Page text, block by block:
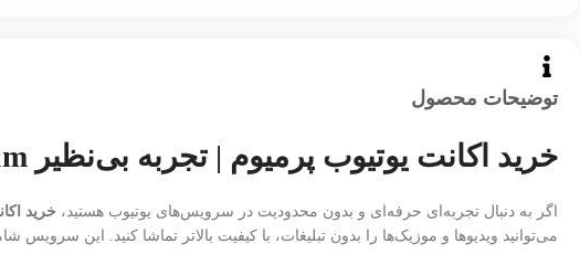
توضیحات محصول
خرید اکانت یوتیوب پرمیوم | تجربه بی‌نظیر YouTube Premium 🎬🎵
اگر به دنبال تجربه‌ای حرفه‌ای و بدون محدودیت در سرویس‌های یوتیوب هستید، خرید
می‌توانید ویدیوها و موزیک‌ها را بدون تبلیغات، با کیفیت بالاتر تماشا کنید. این سرویس